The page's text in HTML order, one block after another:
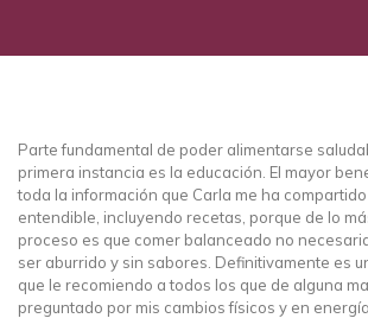
Parte fundamental de poder alimentarse
primera instancia es la educación. El mayor
toda la información que Carla me ha
entendible, incluyendo recetas, porque de lo
proceso es que comer balanceado no
ser aburrido y sin sabores. Definitivamente es
que le recomiendo a todos los que de alguna
preguntado por mis cambios físicos y en